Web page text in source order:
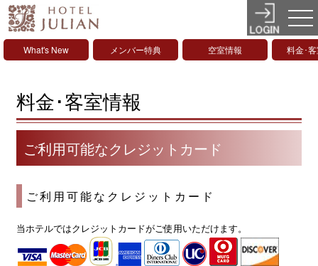
What's New メンバー特典 空室情報 料金･
料金･客室情報
ご利用可能なクレジットカード
ご利用可能なクレジットカード
当ホテルではクレジットカードがご使用いただけます。